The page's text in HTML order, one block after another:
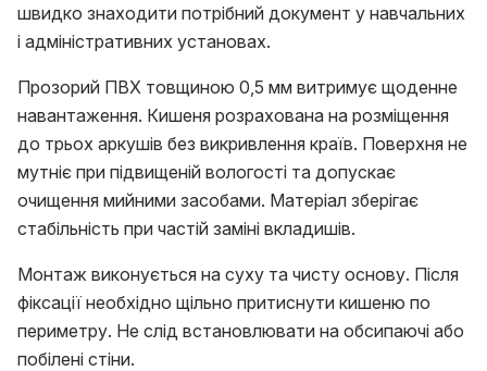
швидко знаходити потрібний документ у навчальних
і адміністративних установах.
Прозорий ПВХ товщиною 0,5 мм витримує щоденне
навантаження. Кишеня розрахована на розміщення
до трьох аркушів без викривлення країв. Поверхня не
мутніє при підвищеній вологості та допускає
очищення мийними засобами. Матеріал зберігає
стабільність при частій заміні вкладишів.
Монтаж виконується на суху та чисту основу. Після
фіксації необхідно щільно притиснути кишеню по
периметру. Не слід встановлювати на обсипаючі або
побілені стіни.